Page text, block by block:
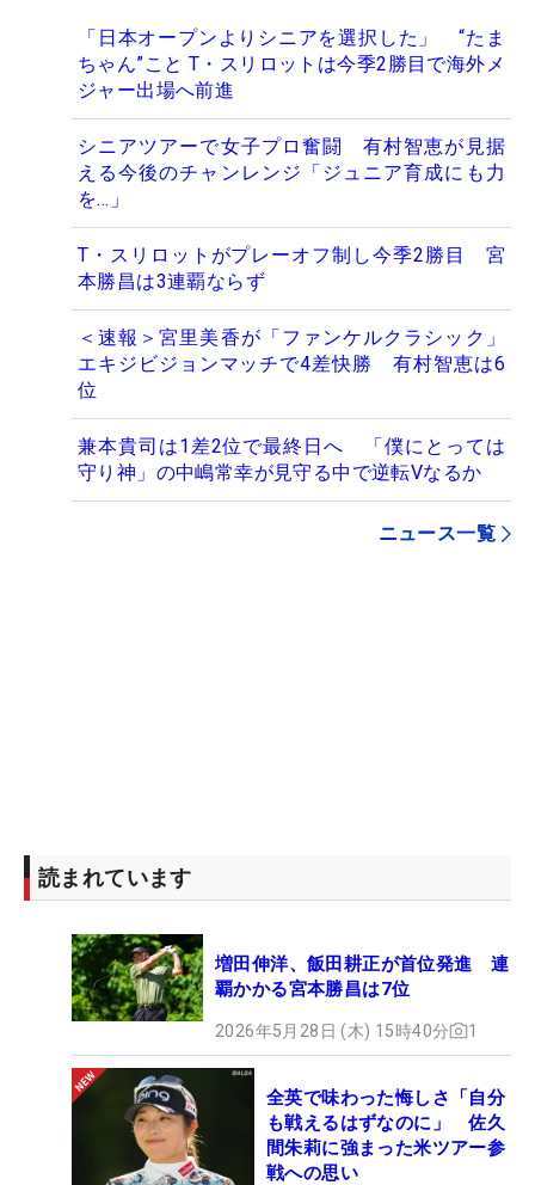
「日本オープンよりシニアを選択した」 “たま
ちゃん”こと T・スリロットは今季2勝目で海外メ
ジャー出場へ前進
シニアツアーで女子プロ奮闘 有村智恵が見据
える今後のチャンレンジ「ジュニア育成にも力
を…」
T・スリロットがプレーオフ制し今季2勝目 宮
本勝昌は3連覇ならず
＜速報＞宮里美香が「ファンケルクラシック」
エキジビジョンマッチで4差快勝 有村智恵は6
位
兼本貴司は1差2位で最終日へ 「僕にとっては
守り神」の中嶋常幸が見守る中で逆転Vなるか
ニュース一覧
読まれています
増田伸洋、飯田耕正が首位発進 連
覇かかる宮本勝昌は7位
2026年5月28日 (木) 15時40分 1
全英で味わった悔しさ「自分
も戦えるはずなのに」 佐久
間朱莉に強まった米ツアー参
戦への思い